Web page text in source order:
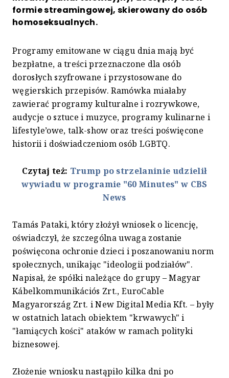
formie streamingowej, skierowany do osób
homoseksualnych.
Programy emitowane w ciągu dnia mają być
bezpłatne, a treści przeznaczone dla osób
dorosłych szyfrowane i przystosowane do
węgierskich przepisów. Ramówka miałaby
zawierać programy kulturalne i rozrywkowe,
audycje o sztuce i muzyce, programy kulinarne i
lifestyle’owe, talk-show oraz treści poświęcone
historii i doświadczeniom osób LGBTQ.
Czytaj też: Trump po strzelaninie udzielił
wywiadu w programie "60 Minutes" w CBS
News
Tamás Pataki, który złożył wniosek o licencję,
oświadczył, że szczególna uwaga zostanie
poświęcona ochronie dzieci i poszanowaniu norm
społecznych, unikając "ideologii podziałów".
Napisał, że spółki należące do grupy – Magyar
Kábelkommunikációs Zrt., EuroCable
Magyarország Zrt. i New Digital Media Kft. – były
w ostatnich latach obiektem "krwawych" i
"łamiących kości" ataków w ramach polityki
biznesowej.
Złożenie wniosku nastąpiło kilka dni po